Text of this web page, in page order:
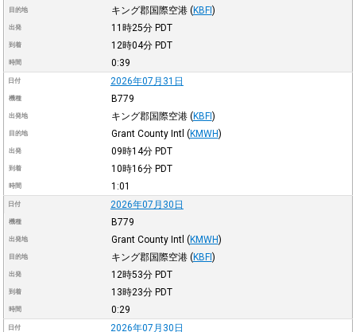
目的地 キング郡国際空港 (KBFI )
出発 11時25分 PDT
到着 12時04分 PDT
時間 0:39
日付 2026年07月31日
機種 B779
出発地 キング郡国際空港 (KBFI)
目的地 Grant County Intl (KMWH)
出発 09時14分 PDT
到着 10時16分 PDT
時間 1:01
日付 2026年07月30日
機種 B779
出発地 Grant County Intl (KMWH)
目的地 キング郡国際空港 (KBFI )
出発 12時53分 PDT
到着 13時23分 PDT
時間 0:29
日付 2026年07月30日